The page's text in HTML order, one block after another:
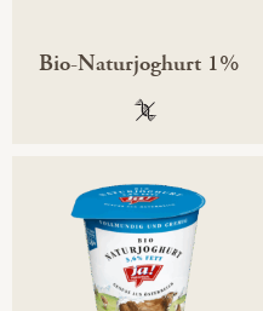
Bio-Naturjoghurt 1%
100 %